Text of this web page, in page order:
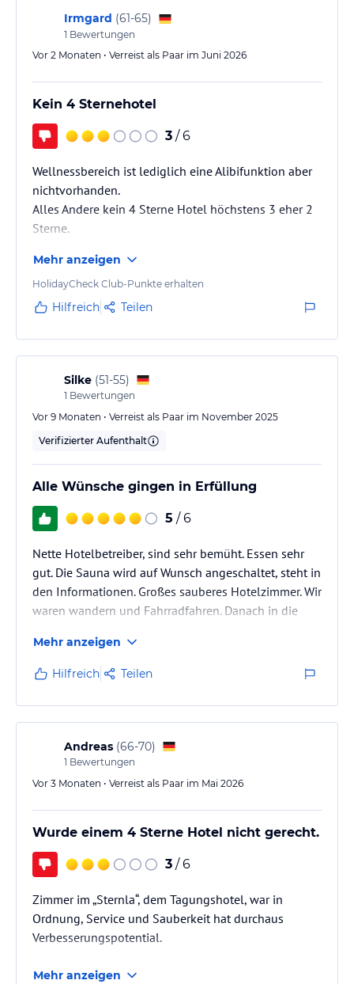
Irmgard (61-65)
1 Bewertungen
Vor 2 Monaten • Verreist als Paar im Juni 2026
Kein 4 Sternehotel
3 / 6
Wellnessbereich ist lediglich eine Alibifunktion aber
nichtvorhanden.
Alles Andere kein 4 Sterne Hotel höchstens 3 eher 2
Sterne.
Mehr anzeigen
HolidayCheck Club-Punkte erhalten
Hilfreich Teilen
Silke (51-55)
1 Bewertungen
Vor 9 Monaten • Verreist als Paar im November 2025
Verifizierter Aufenthalt
Alle Wünsche gingen in Erfüllung
5 / 6
Nette Hotelbetreiber, sind sehr bemüht. Essen sehr
gut. Die Sauna wird auf Wunsch angeschaltet, steht in
den Informationen. Großes sauberes Hotelzimmer. Wir
waren wandern und Fahrradfahren. Danach in die
Frühstück.
Mehr anzeigen
Hilfreich Teilen
Andreas (66-70)
1 Bewertungen
Vor 3 Monaten • Verreist als Paar im Mai 2026
Wurde einem 4 Sterne Hotel nicht gerecht.
3 / 6
Zimmer im „Sternla“, dem Tagungshotel, war in
Ordnung, Service und Sauberkeit hat durchaus
Verbesserungspotential.
Mehr anzeigen